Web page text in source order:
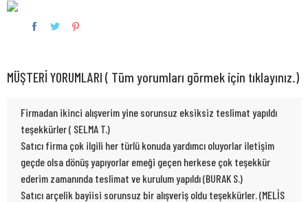
MÜŞTERİ YORUMLARI ( Tüm yorumları görmek için tıklayınız.)
Firmadan ikinci alışverim yine sorunsuz eksiksiz teslimat yapıldı
teşekkürler ( SELMA T.)
Satıcı firma çok ilgili her türlü konuda yardımcı oluyorlar iletişim
geçde olsa dönüş yapıyorlar emeği geçen herkese çok teşekkür
ederim zamanında teslimat ve kurulum yapıldı (BURAK S.)
Satıcı arçelik bayiisi sorunsuz bir alışveriş oldu teşekkürler. (MELİS